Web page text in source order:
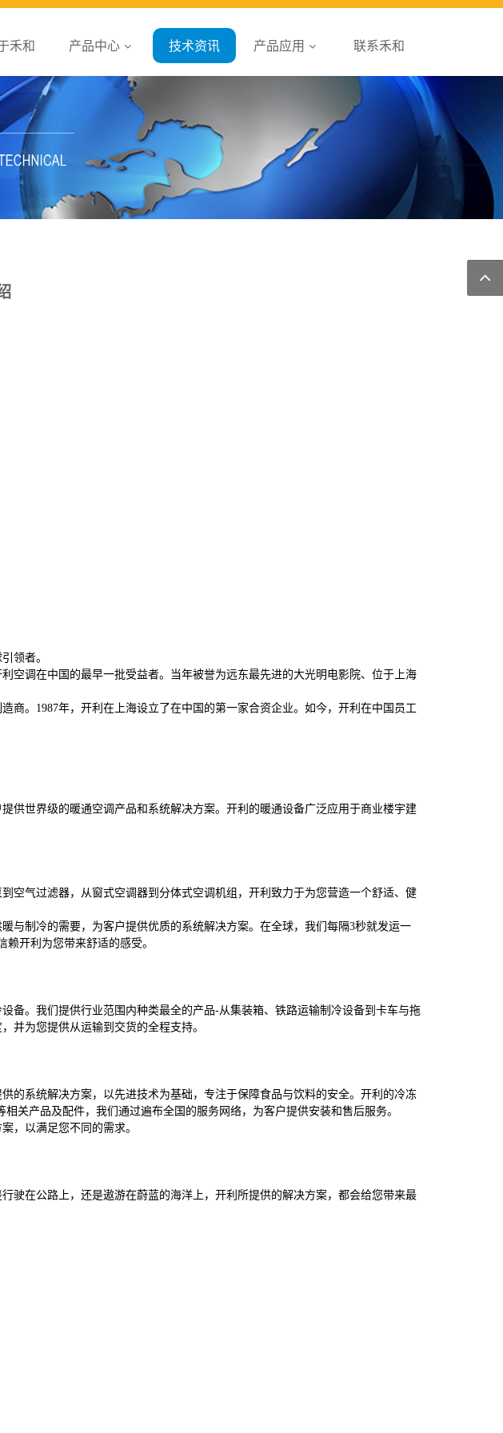
禾和 产品中心 技术资讯 产品应用 联系禾和
领者。
空调在中国的最早一批受益者。当年被誉为远东最先进的大光明电影院、位于上海
商。 1987年，开利在上海设立了在中国的第一家合资企业。如今，开利在中国员工
供世界级的暖通空调产品和系统解决方案。开利的暖通设备广泛应用于商业楼宇建
空气过滤器，从窗式空调器到分体式空调机组，开利致力于为您营造一个舒适、健
与制冷的需要，为客户提供优质的系统解决方案。在全球，我们每隔3秒就发运一
开利为您带来舒适的感受。
备。我们提供行业范围内种类最全的产品-从集装箱、铁路运输制冷设备到卡车与拖
并为您提供从运输到交货的全程支持。
的系统解决方案，以先进技术为基础，专注于保障食品与饮料的安全。开利的冷冻
关产品及配件，我们通过遍布全国的服务网络，为客户提供安装和售后服务。
，以满足您不同的需求。
驶在公路上，还是遨游在蔚蓝的海洋上，开利所提供的解决方案，都会给您带来最